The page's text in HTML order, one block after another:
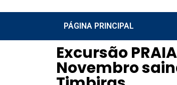
PÁGINA PRINCIPAL
Excursão
Novembro